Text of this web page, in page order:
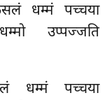
धम्मं पच्चया
उप्पज्जति
धम्मं पच्चया